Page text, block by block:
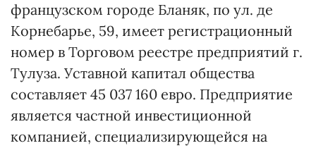
французском городе Бланяк, по ул. де
Корнебарье, 59, имеет регистрационный
номер в Торговом реестре предприятий г.
Тулуза. Уставной капитал общества
составляет 45 037 160 евро. Пред­приятие
является частной инвестиционной
компанией, специализирующейся на